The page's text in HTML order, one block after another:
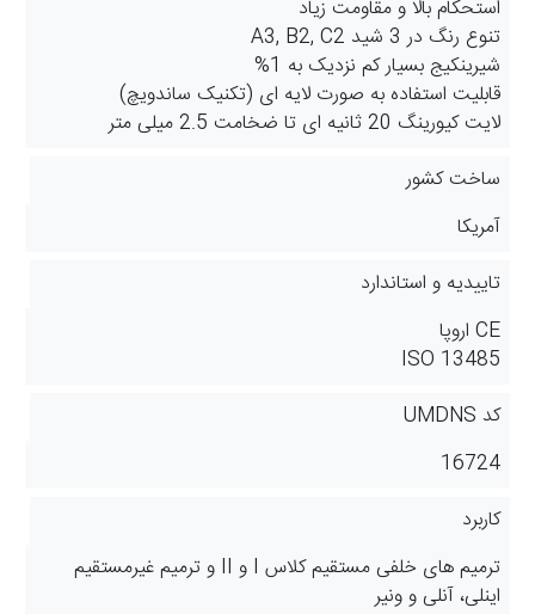
استحکام بالا و مقاومت زیاد
تنوع رنگ در 3 شید A3, B2, C2
شیرینکیج بسیار کم نزدیک به 1%
قابلیت استفاده به صورت لایه ای (تکنیک ساندویچ)
لایت کیورینگ 20 ثانیه ای تا ضخامت 2.5 میلی متر
ساخت کشور
آمریکا
تاییدیه و استاندارد
CE اروپا
ISO 13485
کد UMDNS
16724
کاربرد
ترمیم های خلفی مستقیم کلاس I و II و ترمیم غیرمستقیم
اینلی، آنلی و ونیر